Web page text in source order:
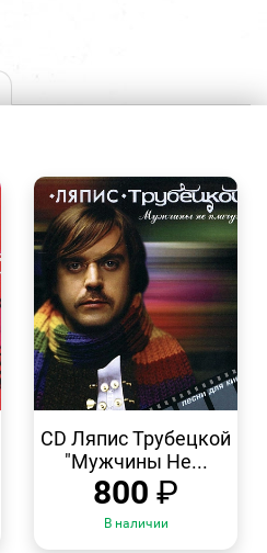
ПРОСМОТР
CD Ляпис Трубецкой
"Мужчины Не...
800 ₽
В наличии